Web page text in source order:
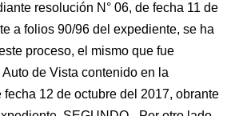
resolución N° 06, de fecha 11 de
a folios 90/96 del expediente, se ha
proceso, el mismo que fue
de Vista contenido en la
fecha 12 de octubre del 2017, obrante